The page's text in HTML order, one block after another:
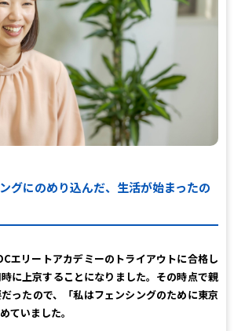
グにのめり込んだ、生活が始まったの
エリートアカデミーのトライアウトに合格し
に上京することになりました。その時点で親
ったので、「私はフェンシングのために東京
ていました。